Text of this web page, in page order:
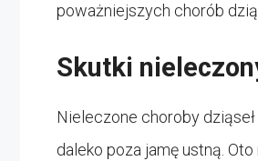
poważniejszych chorób
Skutki
Nieleczone choroby
daleko poza jamę ustną.